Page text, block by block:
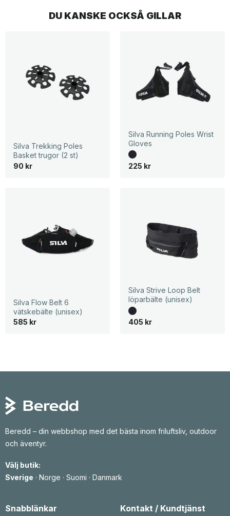
DU KANSKE OCKSÅ GILLAR
Silva Trekking Poles
Basket trugor (2 st)
90 kr
Silva Running Poles Wrist
Gloves
225 kr
Silva Flow Belt 6
vätskebälte (unisex)
585 kr
Silva Strive Loop Belt
löparbälte (unisex)
405 kr
Beredd – din webbshop med det bästa inom friluftsliv, outdoor
och äventyr.
Välj butik:
Sverige · Norge · Suomi · Danmark
Snabblänkar Kontakt / Kundtjänst